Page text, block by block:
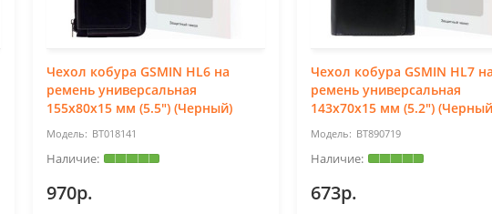
Чехол кобура GSMIN HL6 на
ремень универсальная
155x80x15 мм (5.5") (Черный)
BT018141
970р.
Чехол кобура GSMIN HL7 на
ремень универсальная
143x70x15 мм (5.2")
BT890719
673р.